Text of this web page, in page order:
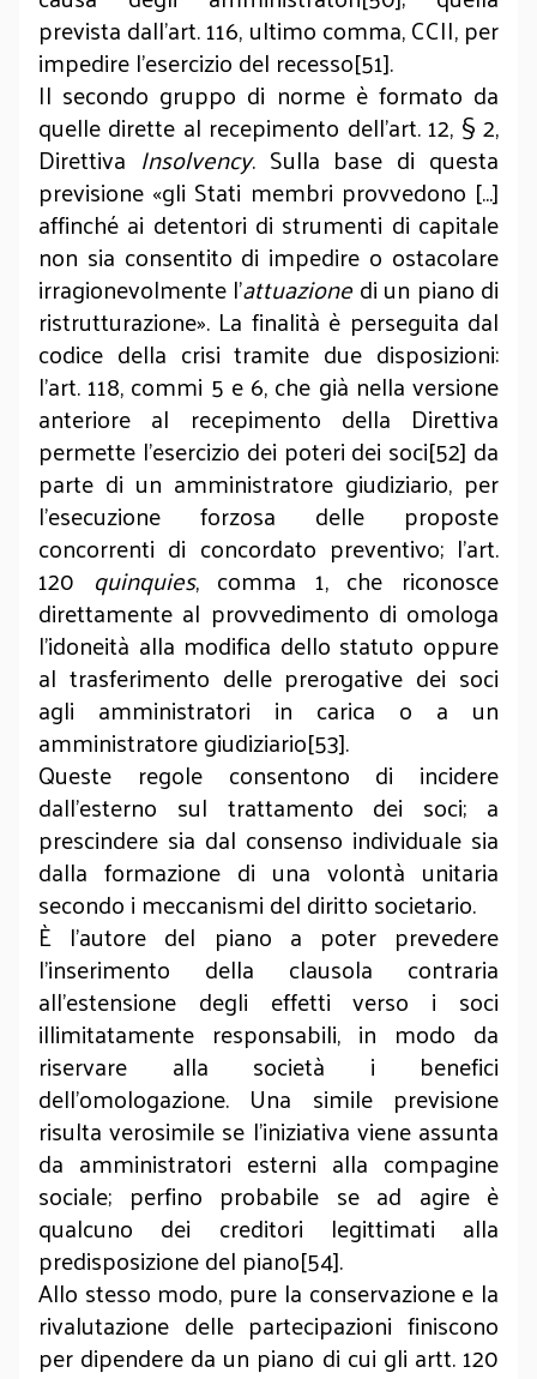
prevista dall’art. 116, ultimo comma, CCII, per
impedire l’esercizio del recesso[51].
Il secondo gruppo di norme è formato da
quelle dirette al recepimento dell’art. 12, § 2,
Direttiva Insolvency. Sulla base di questa
previsione «gli Stati membri provvedono [...]
affinché ai detentori di strumenti di capitale
non sia consentito di impedire o ostacolare
irragionevolmente l’attuazionedi un piano di
ristrutturazione». La finalità è perseguita dal
codice della crisi tramite due disposizioni:
l’art. 118, commi 5 e 6, che già nella versione
anteriore al recepimento della Direttiva
permette l’esercizio dei poteri dei soci[52] da
parte di un amministratore giudiziario, per
l’esecuzione forzosa delle proposte
concorrenti di concordato preventivo; l’art.
120 quinquies, comma 1, che riconosce
direttamente al provvedimento di omologa
l’idoneità alla modifica dello statuto oppure
al trasferimento delle prerogative dei soci
agli amministratori in carica o a un
amministratore giudiziario[53].
Queste regole consentono di incidere
dall’esterno sul trattamento dei soci; a
prescindere sia dal consenso individuale sia
dalla formazione di una volontà unitaria
secondo i meccanismi del diritto societario.
È l’autore del piano a poter prevedere
l’inserimento della clausola contraria
all’estensione degli effetti verso i soci
illimitatamente responsabili, in modo da
riservare alla società i benefici
dell’omologazione. Una simile previsione
risulta verosimile se l’iniziativa viene assunta
da amministratori esterni alla compagine
sociale; perfino probabile se ad agire è
qualcuno dei creditori legittimati alla
predisposizione del piano[54].
Allo stesso modo, pure la conservazione e la
rivalutazione delle partecipazioni finiscono
per dipendere da un piano di cui gli artt. 120